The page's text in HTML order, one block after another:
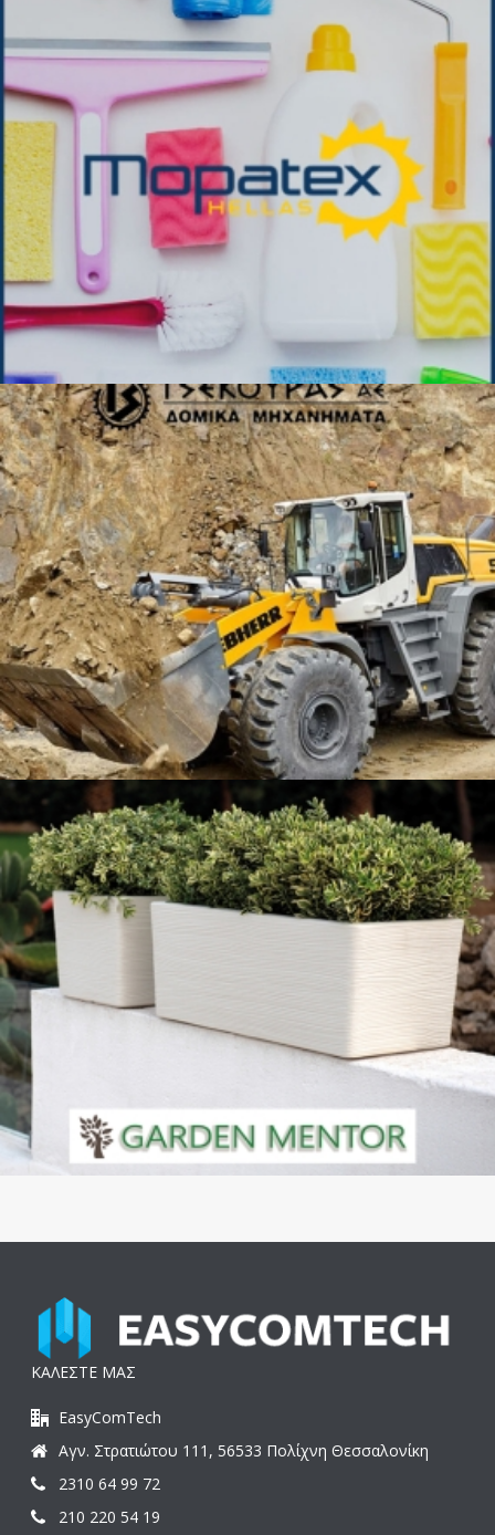
ΚΑΛΕΣΤΕ ΜΑΣ
EasyComTech
Αγν. Στρατιώτου 111, 56533 Πολίχνη Θεσσαλονίκη
2310 64 99 72
210 220 54 19